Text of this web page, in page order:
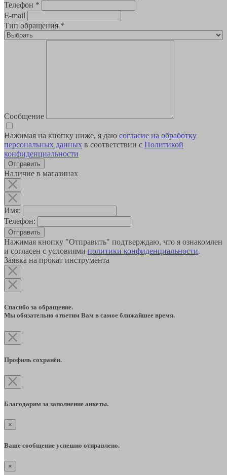
Телефон *
E-mail
Тип обращения *
Сообщение
Нажимая на кнопку ниже, я даю согласие на обработку
персональных данных в соответствии с Политикой
конфиденциальности
Наличие в магазинах
Имя:
Телефон:
Отправить
Нажимая кнопку "Отправить" подтверждаю, что я ознакомлен
и согласен с условиями политики конфиденциальности.
Заявка на прокат инструмента
Спасибо за обращение.
Мы обязательно ответим Вам в самое ближайшее время.
Профиль сохранён.
Благодарим за заполнение анкеты.
×
Ваше сообщение успешно отправлено.
×